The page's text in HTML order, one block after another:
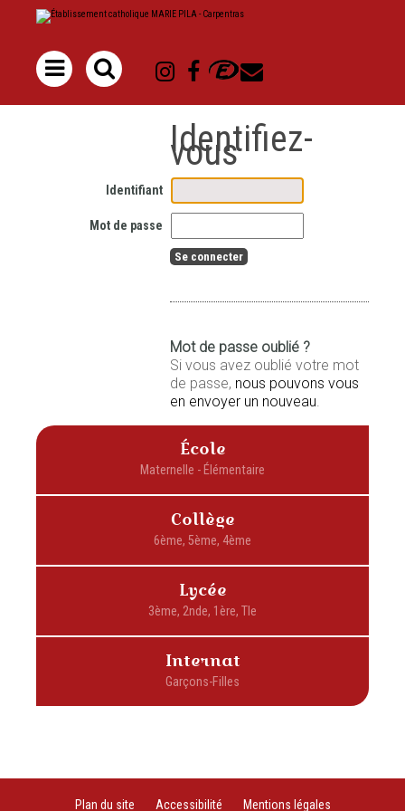
au
contenu.
la
navigation
personnels

Identifiant
Mot de passe
Mot de passe oublié ?
Si vous avez oublié votre mot
de passe, nous pouvons vous
en envoyer un nouveau.
École
Collège
Lycée
Internat
Plan du site Accessibilité Mentions légales